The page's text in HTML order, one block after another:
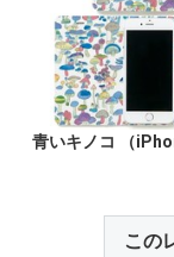
青いキノコ （
この